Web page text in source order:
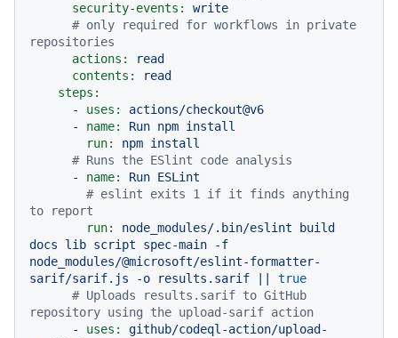
security-events:
write
# only required for workflows in private
repositories
actions:
read
contents:
read
steps:
-
uses:
actions/checkout@v6
-
name: Run npm install
run:
npm install
# Runs the ESlint code analysis
-
name: Run ESLint
# eslint exits 1 if it finds anything
to report
run:
node_modules/.bin/eslint
build
docs
lib script spec-main
-f
node_modules/@microsoft/eslint-formatter-
sarif/sarif.js
-o results.sarif
true
# Uploads results.sarif to GitHub
repository using the upload-sarif action
-
uses:
github/codeql-action/upload-